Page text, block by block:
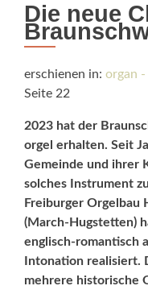
Die neue
erschienen in: organ
Seite 22
2023 hat der
orgel erhalten. Seit
Gemeinde und ihrer
solches Instrument
Freiburger Orgelbau
(March-Hugstetten)
englisch-romantisch
Intonation realisiert.
mehrere historische